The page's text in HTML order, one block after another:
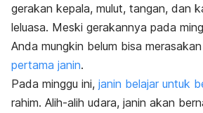
gerakan kepala, mulut, tangan, dan
leluasa. Meski gerakannya pada
Anda mungkin belum bisa merasakan
pertama janin.
Pada minggu ini, janin belajar untuk
rahim. Alih-alih udara, janin akan